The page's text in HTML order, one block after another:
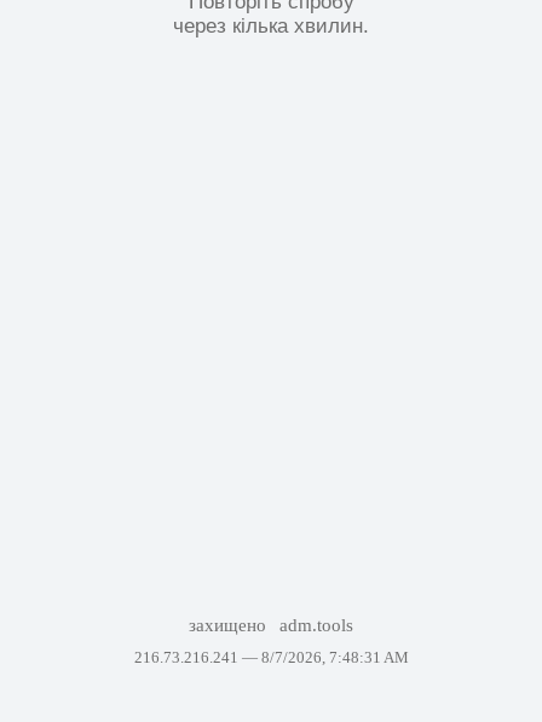
захищено adm.tools
216.73.216.241 — 8/7/2026, 7:48:31 AM
через кілька хвилин.